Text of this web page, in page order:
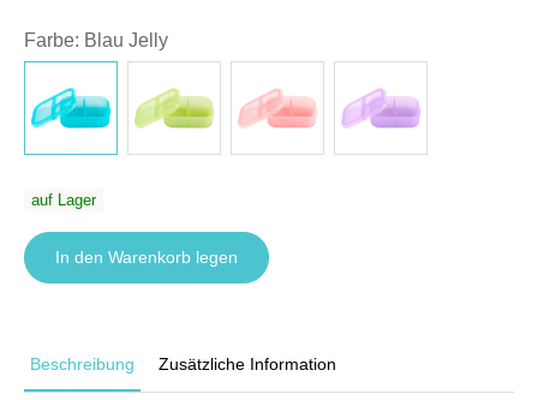
Farbe: Blau Jelly
auf Lager
In den Warenkorb legen
Beschreibung Zusätzliche Information